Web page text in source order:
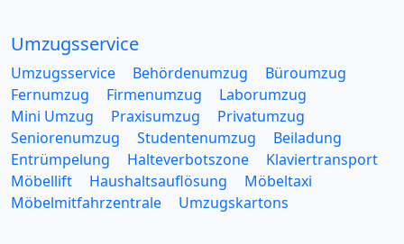
Umzugsservice
Umzugsservice Behördenumzug
Büroumzug
Fernumzug
Firmenumzug
Laborumzug
Mini Umzug
Praxisumzug
Privatumzug
Seniorenumzug
Studentenumzug
Beiladung
Entrümpelung
Halteverbotszone
Klaviertransport
Möbellift
Haushaltsauflösung
Möbeltaxi
Möbelmitfahrzentrale
Umzugskartons